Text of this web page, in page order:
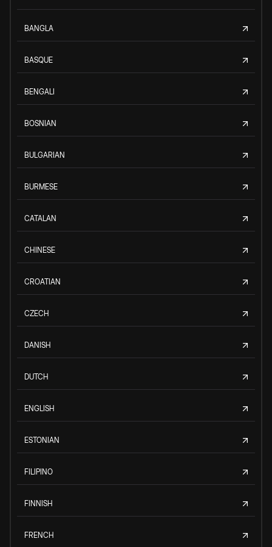
BANGLA
BASQUE
BENGALI
BOSNIAN
BULGARIAN
BURMESE
CATALAN
CHINESE
CROATIAN
CZECH
DANISH
DUTCH
ENGLISH
ESTONIAN
FILIPINO
FINNISH
FRENCH